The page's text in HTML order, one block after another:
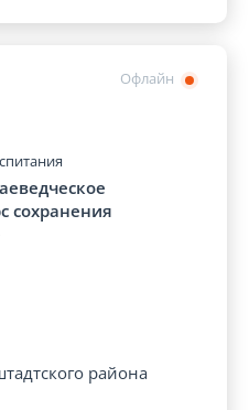
Офлайн
сохранения
района